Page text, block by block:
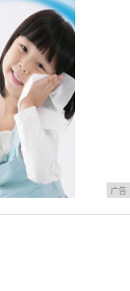
广告